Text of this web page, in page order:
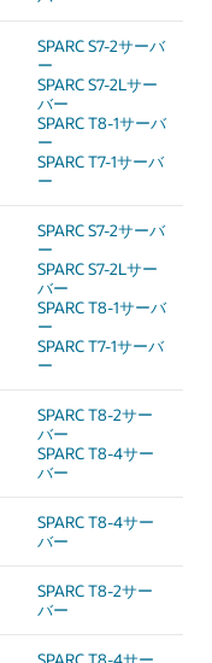
SPARC S7-2サーバ
ー
SPARC S7-2Lサー
バー
SPARC T8-1サーバ
ー
SPARC T7-1サーバ
ー
SPARC S7-2サーバ
ー
SPARC S7-2Lサー
バー
SPARC T8-1サーバ
ー
SPARC T7-1サーバ
ー
SPARC T8-2サー
バー
SPARC T8-4サー
バー
SPARC T8-4サー
バー
SPARC T8-2サー
バー